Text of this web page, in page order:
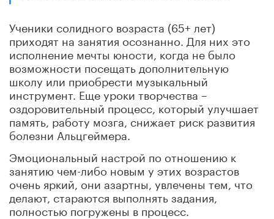
Ученики солидного возраста (65+ лет)
приходят на занятия осознанно. Для них это
исполнение мечты юности, когда не было
возможности посещать дополнительную
школу или приобрести музыкальный
инструмент. Еще уроки творчества –
оздоровительный процесс, который улучшает
память, работу мозга, снижает риск развития
болезни Альцгеймера.
Эмоциональный настрой по отношению к
занятию чем-либо новым у этих возрастов
очень яркий, они азартны, увлечены тем, что
делают, стараются выполнять задания,
полностью погружены в процесс.